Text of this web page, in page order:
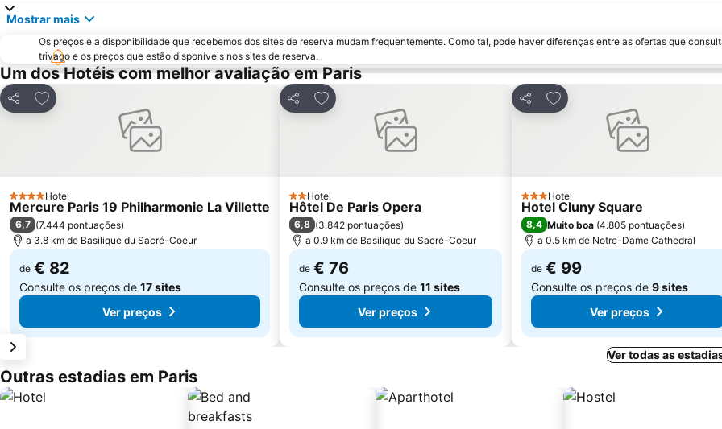
Mostrar mais
Os preços e a disponibilidade que recebemos dos sites de reserva mudam frequentemente. Como tal, pode haver diferenças entre as ofertas que
trivago e os preços que estão disponíveis nos sites de reserva.
Um dos Hotéis com melhor avaliação em Paris
Partilhar
Adicionar aos favoritos
4 Estrelas
Hotel
Mercure Paris 19 Philharmonie La Villette
6,7 (7.444 pontuações)
a 3.8 km de Basilique du Sacré-Coeur
de € 82
Consulte os preços de 17 sites
Ver preços
Partilhar
Adicionar aos favoritos
2 Estrelas
Hotel
Hôtel De Paris Opera
6,8 (3.842 pontuações)
a 0.9 km de Basilique du Sacré-Coeur
de € 76
Consulte os preços de 11 sites
Ver preços
Partilhar
Adicionar aos favoritos
3 Estrelas
Hotel
Hotel Cluny Square
8,4 Muito boa (4.805 pontuações)
a 0.5 km de Notre-Dame Cathedral
de € 99
Consulte os preços de 9 sites
Ver preços
Ver todas as
Outras estadias em Paris